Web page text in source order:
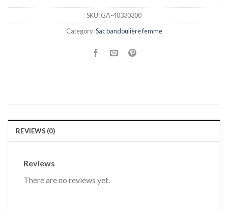
SKU:GA-40330300
Category:Sac bandoulière femme
REVIEWS (0)
Reviews
There are no reviews yet.